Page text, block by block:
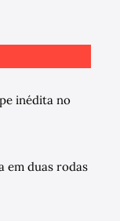
inédita no
em duas rodas